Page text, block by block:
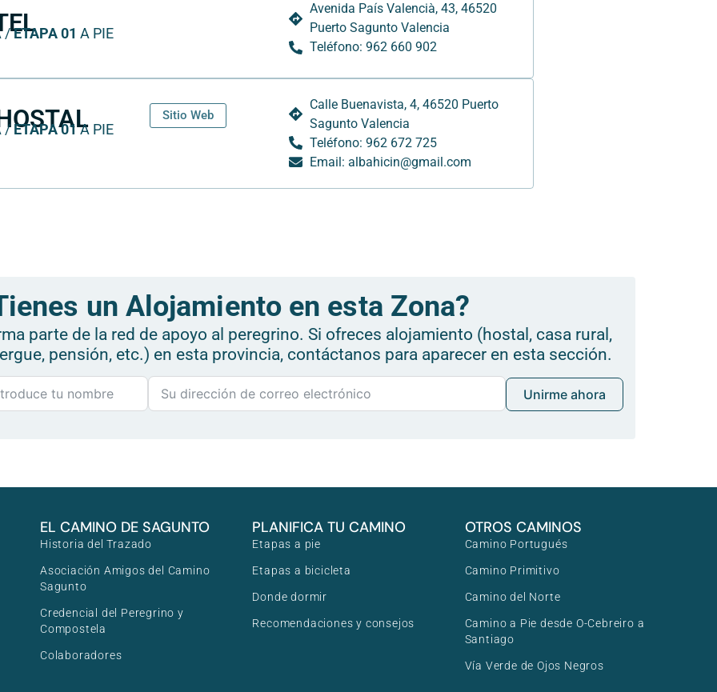
Avenida País Valencià, 43, 46520
Puerto Sagunto Valencia
Teléfono: 962 660 902
/ETAPA 01 A PIE
Calle Buenavista, 4, 46520 Puerto
Sagunto Valencia
Teléfono: 962 672 725
Email: albahicin@gmail.com
/ETAPA 01A PIE
Sitio Web
un Alojamiento en esta Zona?
parte de la red de apoyo al peregrino. Si ofreces alojamiento (hostal, casa rural,
pensión, etc.) en esta provincia, contáctanos para aparecer en esta sección.
Unirme ahora
EL CAMINO DE SAGUNTO
Historia del Trazado
Asociación Amigos del Camino
Sagunto
Credencial del Peregrino y
Compostela
Colaboradores
PLANIFICA TU CAMINO
Etapas a pie
Etapas a bicicleta
Donde dormir
Recomendaciones y consejos
OTROS CAMINOS
Camino Portugués
Camino Primitivo
Camino del Norte
Camino a Pie desde O-Cebreiro a
Santiago
Vía Verde de Ojos Negros